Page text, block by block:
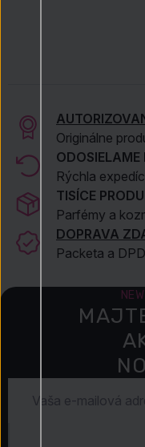
Originálne
Rýchla
TISÍCE
Parfémy a
DOPRAVA
Packeta a